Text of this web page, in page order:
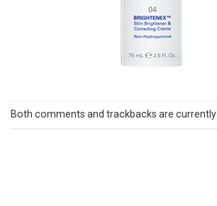
Both comments and trackbacks are currently